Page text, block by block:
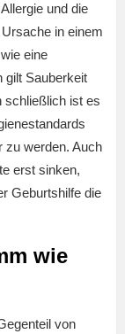
und die
in einem
eine
gilt Sauberkeit
schließlich ist es
zu werden. Auch
erst sinken,
Geburtshilfe die
wie
von